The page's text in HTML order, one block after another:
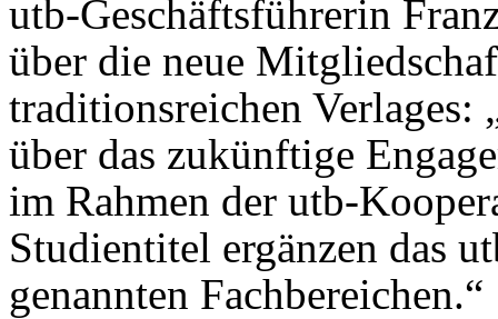
utb-Geschäftsführerin
über die neue
traditionsreichen Verlages:
über das zukünftige
im Rahmen der utb-
Studientitel ergänzen das
genannten Fachbereichen.“